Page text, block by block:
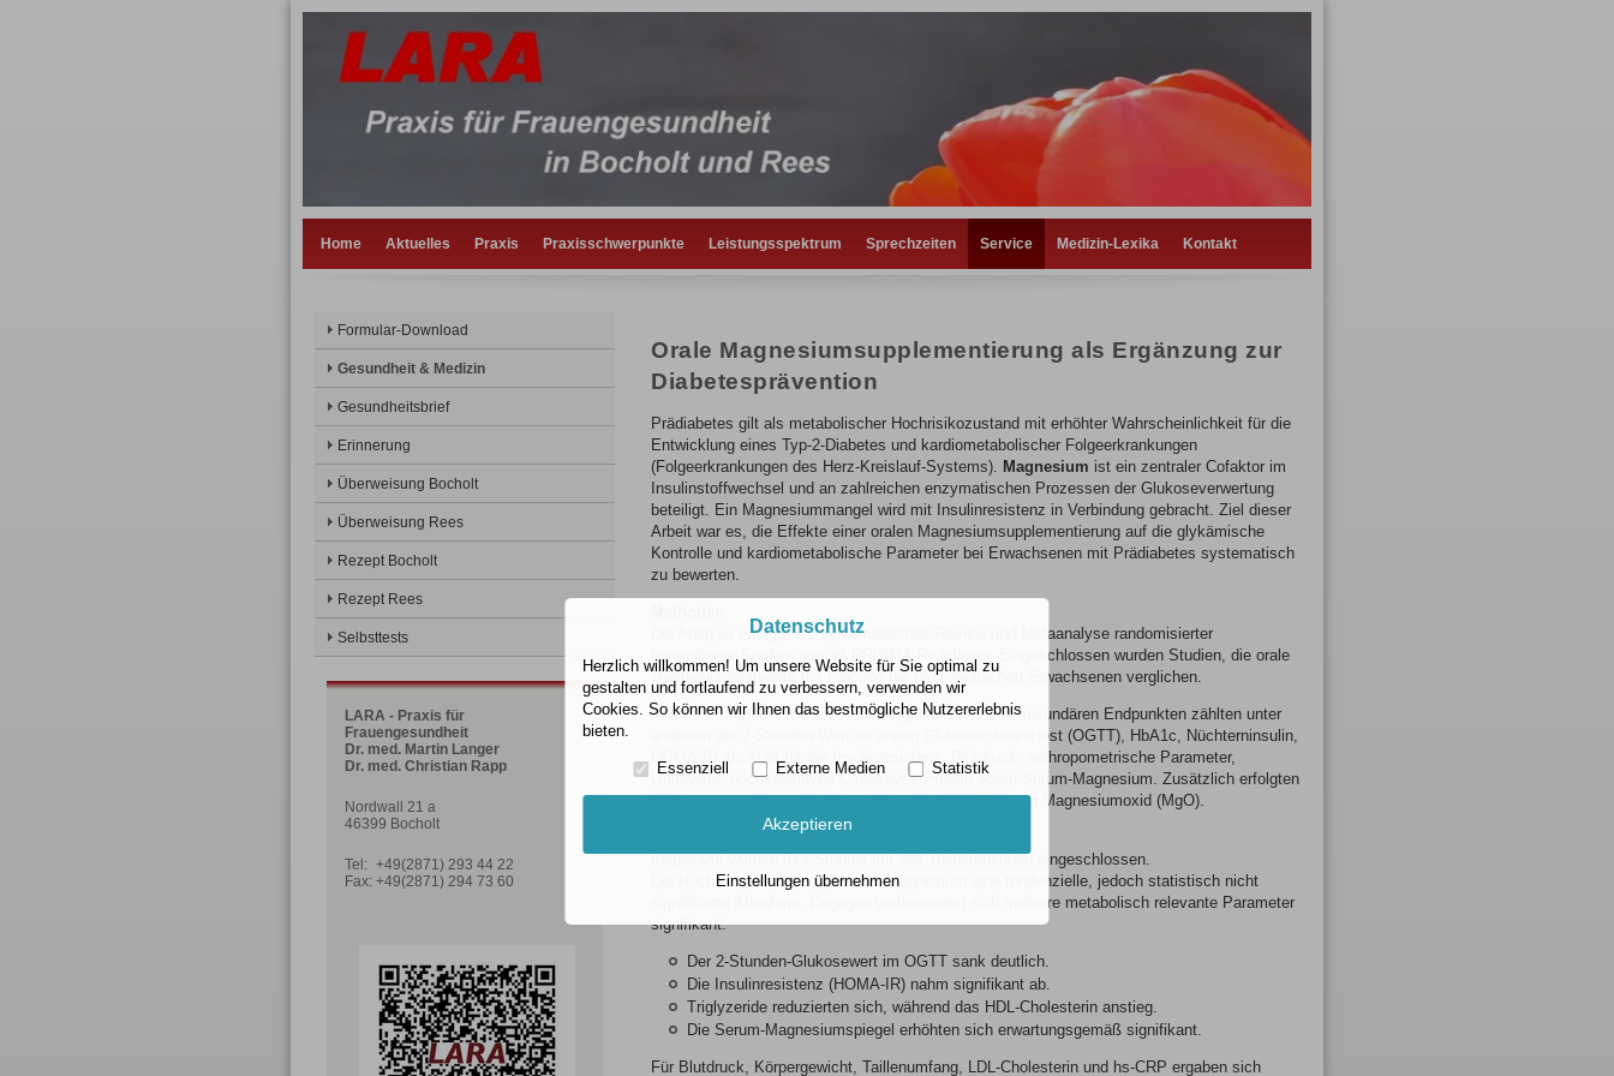
Home Aktuelles Praxis Praxisschwerpunkte Leistungsspektrum Sprechzeiten Service Medizin-Lexika Kontakt
Formular-Download
Gesundheit & Medizin
Gesundheitsbrief
Erinnerung
Überweisung Bocholt
Überweisung Rees
Rezept Bocholt
Rezept Rees
Selbsttests
LARA - Praxis für
Frauengesundheit
Dr. med. Martin Langer
Dr. med. Christian Rapp
Nordwall 21 a
46399 Bocholt
Tel: +49(2871) 293 44 22
Fax: +49(2871) 294 73 60
Orale Magnesiumsupplementierung als Ergänzung zur
Diabetesprävention
Prädiabetes gilt als metabolischer Hochrisikozustand mit erhöhter Wahrscheinlichkeit für die
Entwicklung eines Typ-2-Diabetes und kardiometabolischer Folgeerkrankungen
(Folgeerkrankungen des Herz-Kreislauf-Systems). Magnesium ist ein zentraler Cofaktor im
Insulinstoffwechsel und an zahlreichen enzymatischen Prozessen der Glukoseverwertung
beteiligt. Ein Magnesiummangel wird mit Insulinresistenz in Verbindung gebracht. Ziel dieser
Arbeit war es, die Effekte einer oralen Magnesiumsupplementierung auf die glykämische
Kontrolle und kardiometabolische Parameter bei Erwachsenen mit Prädiabetes systematisch
zu bewerten.
Die Analyse erfolgte als systematisches Review und Metaanalyse randomisierter
kontrollierter Studien gemäß PRISMA-Richtlinien. Eingeschlossen wurden Studien, die orale
Magnesiumpräparate mit Placebo bei prädiabetischen Erwachsenen verglichen.
Primärer Endpunkt war die Nüchternglukose. Zu den sekundären Endpunkten zählten unter
anderem der 2-Stunden-Wert im oralen Glukosetoleranztest (OGTT), HbA1c, Nüchterninsulin,
HOMA-IR als Maß für die Insulinresistenz, Blutdruck, anthropometrische Parameter,
Lipidwerte, hochsensitives C-reaktives Protein sowie Serum-Magnesium. Zusätzlich erfolgten
Subgruppenanalysen für Magnesiumchlorid (MgCl ) und Magnesiumoxid (MgO).
Insgesamt wurden fünf Studien mit 384 Teilnehmenden eingeschlossen.
Die Nüchternglukose zeigte unter Magnesium eine tendenzielle, jedoch statistisch nicht
signifikante Abnahme. Dagegen verbesserten sich mehrere metabolisch relevante Parameter
signifikant:
Der 2-Stunden-Glukosewert im OGTT sank deutlich.
Die Insulinresistenz (HOMA-IR) nahm signifikant ab.
Triglyzeride reduzierten sich, während das HDL-Cholesterin anstieg.
Die Serum-Magnesiumspiegel erhöhten sich erwartungsgemäß signifikant.
Für Blutdruck, Körpergewicht, Taillenumfang, LDL-Cholesterin und hs-CRP ergaben sich
Datenschutz
Herzlich willkommen! Um unsere Website für Sie optimal zu
gestalten und fortlaufend zu verbessern, verwenden wir
Cookies. So können wir Ihnen das bestmögliche Nutzererlebnis
bieten.
Essenziell Externe Medien Statistik
Akzeptieren
Einstellungen übernehmen